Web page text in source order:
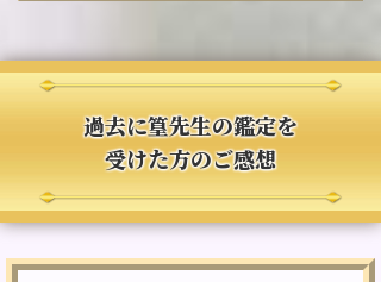
過去に篁先生の鑑定を
受けた方のご感想